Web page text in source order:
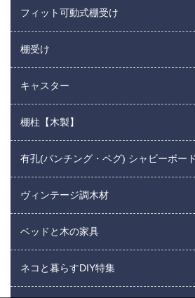
フィット可動式棚受け
棚受け
キャスター
棚柱【木製】
有孔(パンチング・ペグ) シャビーボード
ヴィンテージ調木材
ベッドと木の家具
ネコと暮らすDIY特集